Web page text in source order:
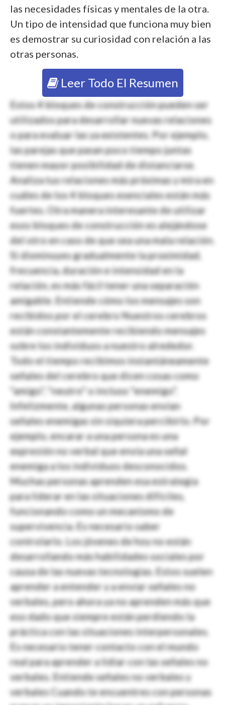
las necesidades físicas y mentales de la otra.
Un tipo de intensidad que funciona muy bien
es demostrar su curiosidad con relación a las
otras personas.
Leer Todo El Resumen
Estos 4 bloques de construcción pueden ser
utilizados para desarrollar nuevas relaciones
o para evaluar las ya existentes. Por ejemplo,
las parejas que pasan poco tiempo juntas
tienen mayor posibilidad de distanciarse.
Analiza tus relaciones más próximas y mira en
cuáles de los 4 bloques esenciales están más
fuertes. Otra manera interesante de utilizar
esos bloques de construcción es alejándose
del otro en caso de que sea una mala relación.
Si disminuyes gradualmente la proximidad,
frecuencia, duración e intensidad en la
relación, es más fácil tener una separación
amigable. Entiende cómo los mensajes son
recibidos por el cerebro Nuestros cerebros
están constantemente recibiendo mensajes
sobre los individuos a nuestro alrededor.
Todo el tiempo recibimos instantáneamente
señales del cerebro que dicen cosas como
“amigo”, “neutro” o incluso “enemigo”.
Infelizmente, algunas personas envían
señales enemigas sin siquiera percibirlo. Por
ejemplo, encarar a una persona es una
expresión no verbal que envía una señal
enemiga a los individuos desconocidos.
Muchas personas aprenden esa estrategia
para liderar en las situaciones difíciles,
funcionando como un mecanismo de
supervivencia. Es necesario saber
controlarlo. Los jóvenes de hoy no están
desarrollando más habilidades sociales por
causa de las nuevas tecnologías. Estos suelen
aprender a entender y a enviar señales no
verbales, pero ahora ya no aprenden más que
eso dado que siempre están perdiendo la
práctica con las situaciones interpersonales.
Es necesario tener contacto con el mundo
real para aprender a lidiar con las señales no
verbales. Entiende señales no verbales y
verbales Cuando te encuentres con personas